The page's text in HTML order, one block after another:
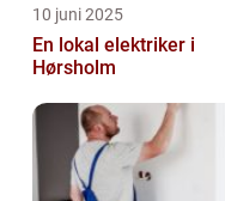
10 juni 2025
En lokal elektriker i
Hørsholm